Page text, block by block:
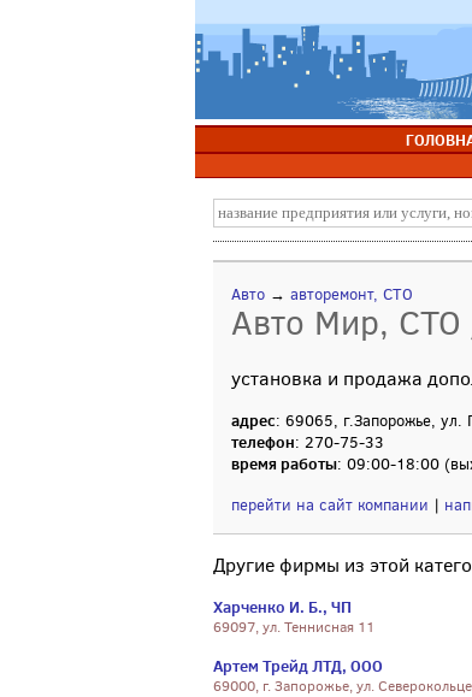
Авто → авторемонт, СТО
Авто Мир,
установка и продажа
адрес: 69065, г.Запорожье, ул.
телефон: 270-75-33
время работы: 09:00-18:00
перейти на сайт компании |
Другие фирмы из этой
Харченко И. Б., ЧП
69097, ул. Теннисная 11
Артем Трейд ЛТД, ООО
69000, г. Запорожье, ул.